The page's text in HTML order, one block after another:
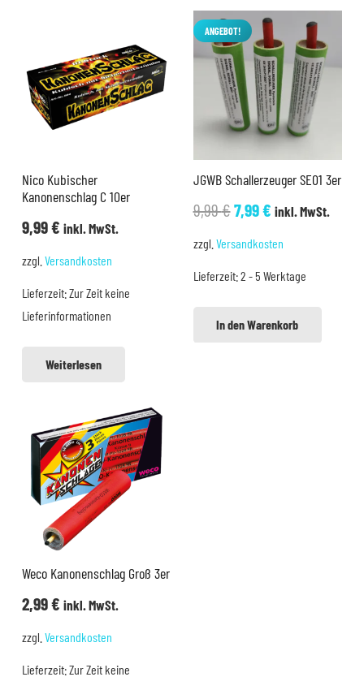
Nico Kubischer
Kanonenschlag C 10er
9,99€ inkl. MwSt.
zzgl. Versandkosten
Lieferzeit:Zur Zeit keine
Lieferinformationen
Weiterlesen
ANGEBOT!
JGWB Schallerzeuger SE01 3er
9,99€Ursprünglicher
9,99 €
7,99€Aktueller
7,99 €.
inkl. MwSt.
zzgl. Versandkosten
Lieferzeit:2 - 5 Werktage
In den Warenkorb
Weco Kanonenschlag Groß 3er
2,99€ inkl. MwSt.
zzgl. Versandkosten
Lieferzeit:Zur Zeit keine